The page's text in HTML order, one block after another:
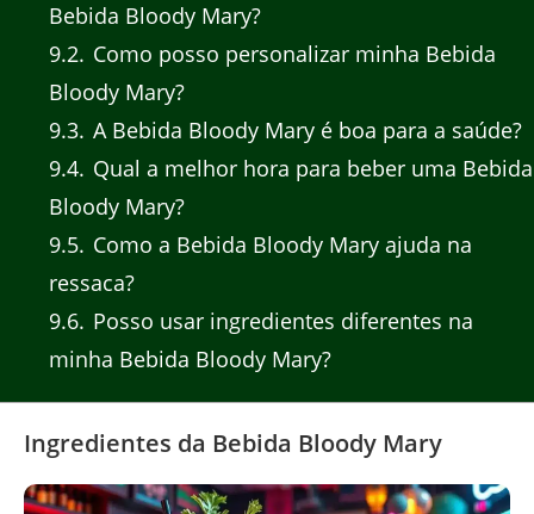
Bebida Bloody Mary?
9.2 Como posso personalizar minha Bebida
Bloody Mary?
9.3 A Bebida Bloody Mary é boa para a saúde?
9.4 Qual a melhor hora para beber uma Bebida
Bloody Mary?
9.5 Como a Bebida Bloody Mary ajuda na
ressaca?
9.6 Posso usar ingredientes diferentes na
minha Bebida Bloody Mary?
Ingredientes da Bebida Bloody Mary